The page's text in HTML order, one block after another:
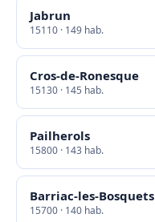
Jabrun
15110 · 149 hab.
Cros-de-Ronesque
15130 · 145 hab.
Pailherols
15800 · 143 hab.
Barriac-les-Bosquets
15700 · 140 hab.